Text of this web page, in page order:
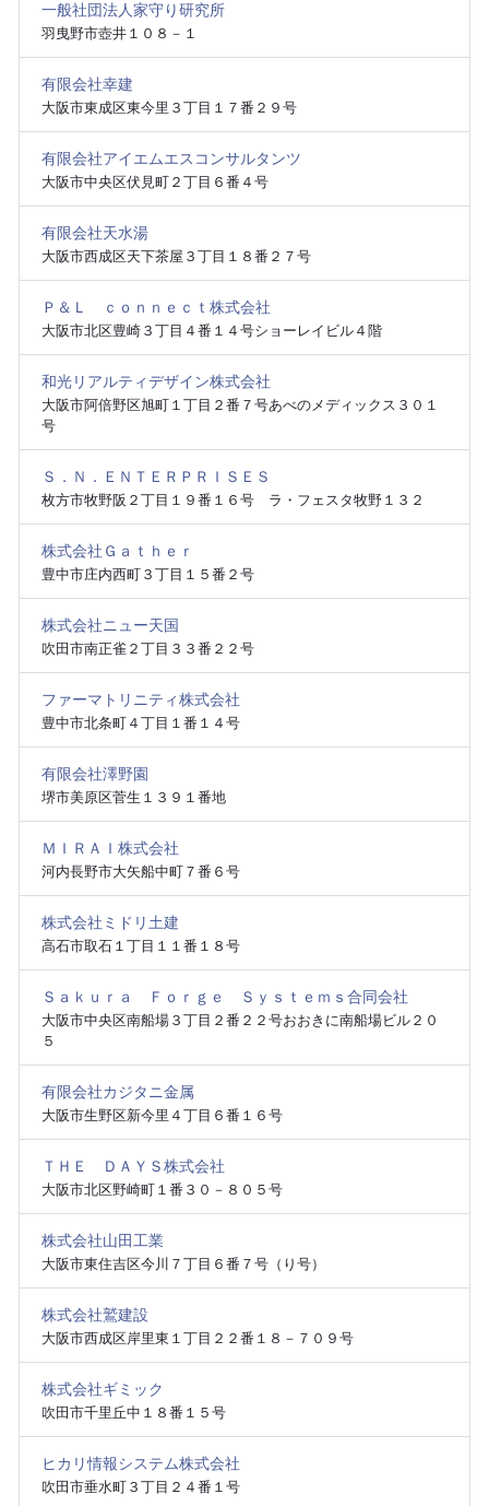
一般社団法人家守り研究所
羽曳野市壺井１０８－１
有限会社幸建
大阪市東成区東今里３丁目１７番２９号
有限会社アイエムエスコンサルタンツ
大阪市中央区伏見町２丁目６番４号
有限会社天水湯
大阪市西成区天下茶屋３丁目１８番２７号
Ｐ＆Ｌ ｃｏｎｎｅｃｔ株式会社
大阪市北区豊崎３丁目４番１４号ショーレイビル４階
和光リアルティデザイン株式会社
大阪市阿倍野区旭町１丁目２番７号あべのメディックス３０１
号
Ｓ．Ｎ．ＥＮＴＥＲＰＲＩＳＥＳ
枚方市牧野阪２丁目１９番１６号 ラ・フェスタ牧野１３２
株式会社Ｇａｔｈｅｒ
豊中市庄内西町３丁目１５番２号
株式会社ニュー天国
吹田市南正雀２丁目３３番２２号
ファーマトリニティ株式会社
豊中市北条町４丁目１番１４号
有限会社澤野園
堺市美原区菅生１３９１番地
ＭＩＲＡＩ株式会社
河内長野市大矢船中町７番６号
株式会社ミドリ土建
高石市取石１丁目１１番１８号
Ｓａｋｕｒａ Ｆｏｒｇｅ Ｓｙｓｔｅｍｓ合同会社
大阪市中央区南船場３丁目２番２２号おおきに南船場ビル２０
５
有限会社カジタニ金属
大阪市生野区新今里４丁目６番１６号
ＴＨＥ ＤＡＹＳ株式会社
大阪市北区野崎町１番３０－８０５号
株式会社山田工業
大阪市東住吉区今川７丁目６番７号（り号）
株式会社鷲建設
大阪市西成区岸里東１丁目２２番１８－７０９号
株式会社ギミック
吹田市千里丘中１８番１５号
ヒカリ情報システム株式会社
吹田市垂水町３丁目２４番１号